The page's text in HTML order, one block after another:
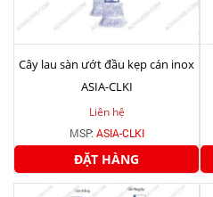
Cây lau sàn ướt đầu kẹp cán inox
ASIA-CLKI
Liên hệ
MSP: ASIA-CLKI
ĐẶT HÀNG